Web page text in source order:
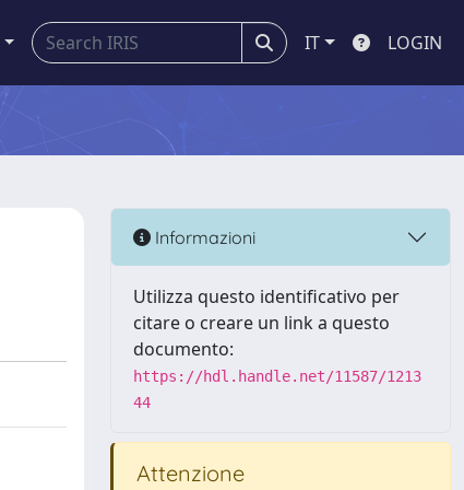
IT LOGIN
Informazioni
Utilizza questo identificativo per
citare o creare un link a questo
documento:
https://hdl.handle.net/11587/1213
44
Attenzione